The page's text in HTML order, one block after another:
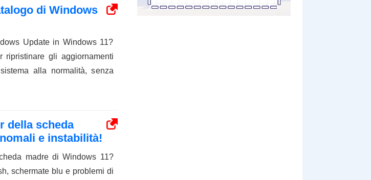
di Windows
Update in Windows 11?
ripristinare gli aggiornamenti
alla normalità, senza
della scheda
e instabilità!
madre di Windows 11?
schermate blu e problemi di